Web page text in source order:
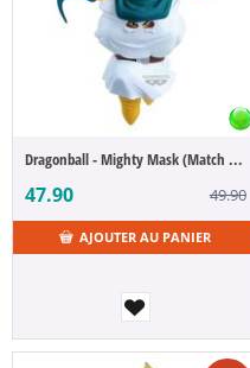
Dragonball - Mighty Mask (Match Makers)
47.90 49.90
AJOUTER AU PANIER